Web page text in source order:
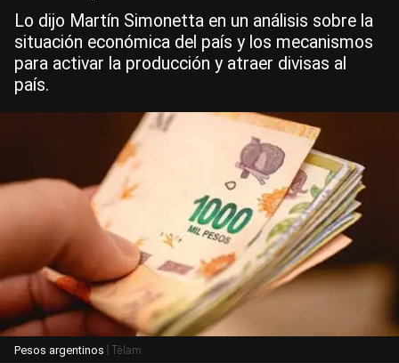
Lo dijo Martín Simonetta en un análisis sobre la
situación económica del país y los mecanismos
para activar la producción y atraer divisas al
país.
Pesos argentinos | Télam